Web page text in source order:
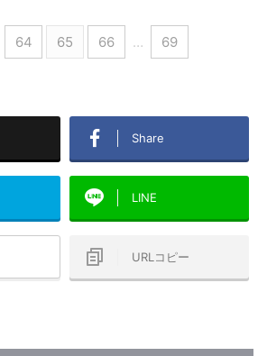
64 65 66 … 69
Share
LINE
URLコピー